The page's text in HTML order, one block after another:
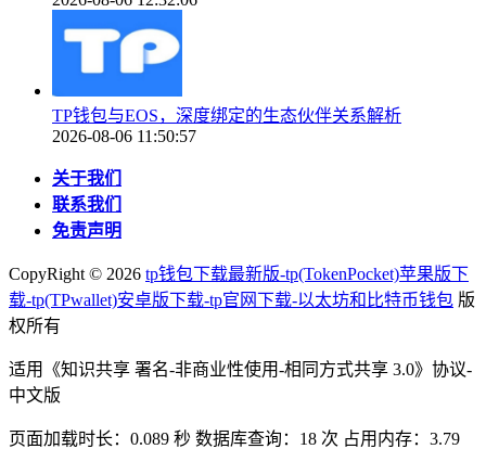
TP钱包与EOS，深度绑定的生态伙伴关系解析
2026-08-06 11:50:57
关于我们
联系我们
免责声明
CopyRight © 2026 tp钱包下载最新版-tp(TokenPocket)苹果版下
载-tp(TPwallet)安卓版下载-tp官网下载-以太坊和比特币钱包 版
权所有
适用《知识共享 署名-非商业性使用-相同方式共享 3.0》协议-
中文版
页面加载时长：0.089 秒 数据库查询：18 次 占用内存：3.79